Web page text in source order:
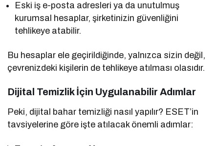
Eski iş e-posta adresleri ya da unutulmuş
kurumsal hesaplar, şirketinizin güvenliğini
tehlikeye atabilir.
Bu hesaplar ele geçirildiğinde, yalnızca sizin değil,
çevrenizdeki kişilerin de tehlikeye atılması olasıdır.
Dijital Temizlik İçin Uygulanabilir Adımlar
Peki, dijital bahar temizliği nasıl yapılır? ESET’in
tavsiyelerine göre işte atılacak önemli adımlar: